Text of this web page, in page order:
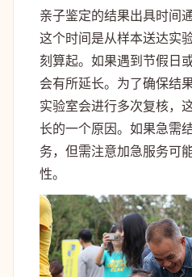
亲子鉴定的结果出具时间
这个时间是从样本送达实
刻算起。如果遇到节假日
会有所延长。为了确保结
实验室会进行多次复核，
长的一个原因。如果急需
务，但需注意加急服务可
性。